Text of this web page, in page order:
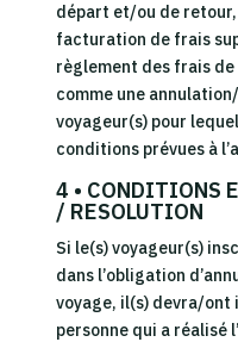
départ et/ou de
facturation de frais
règlement des frais
comme une
voyageur(s) pour
conditions prévues à
4 • CONDITIONS
/ RESOLUTION
Si le(s) voyageur(s)
dans l’obligation
voyage, il(s) devra/
personne qui a réalisé